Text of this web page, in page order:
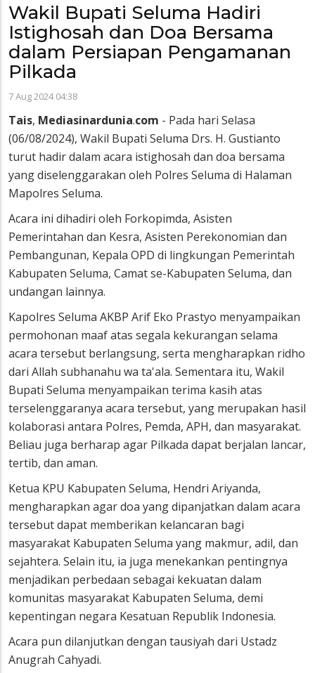
Wakil Bupati Seluma Hadiri
Istighosah dan Doa Bersama
dalam Persiapan Pengamanan
Pilkada
7 Aug 2024 04:38
Tais, Mediasinardunia.com - Pada hari Selasa
(06/08/2024), Wakil Bupati Seluma Drs. H. Gustianto
turut hadir dalam acara istighosah dan doa bersama
yang diselenggarakan oleh Polres Seluma di Halaman
Mapolres Seluma.
Acara ini dihadiri oleh Forkopimda, Asisten
Pemerintahan dan Kesra, Asisten Perekonomian dan
Pembangunan, Kepala OPD di lingkungan Pemerintah
Kabupaten Seluma, Camat se-Kabupaten Seluma, dan
undangan lainnya.
Kapolres Seluma AKBP Arif Eko Prastyo menyampaikan
permohonan maaf atas segala kekurangan selama
acara tersebut berlangsung, serta mengharapkan ridho
dari Allah subhanahu wa ta'ala. Sementara itu, Wakil
Bupati Seluma menyampaikan terima kasih atas
terselenggaranya acara tersebut, yang merupakan hasil
kolaborasi antara Polres, Pemda, APH, dan masyarakat.
Beliau juga berharap agar Pilkada dapat berjalan lancar,
tertib, dan aman.
Ketua KPU Kabupaten Seluma, Hendri Ariyanda,
mengharapkan agar doa yang dipanjatkan dalam acara
tersebut dapat memberikan kelancaran bagi
masyarakat Kabupaten Seluma yang makmur, adil, dan
sejahtera. Selain itu, ia juga menekankan pentingnya
menjadikan perbedaan sebagai kekuatan dalam
komunitas masyarakat Kabupaten Seluma, demi
kepentingan negara Kesatuan Republik Indonesia.
Acara pun dilanjutkan dengan tausiyah dari Ustadz
Anugrah Cahyadi.